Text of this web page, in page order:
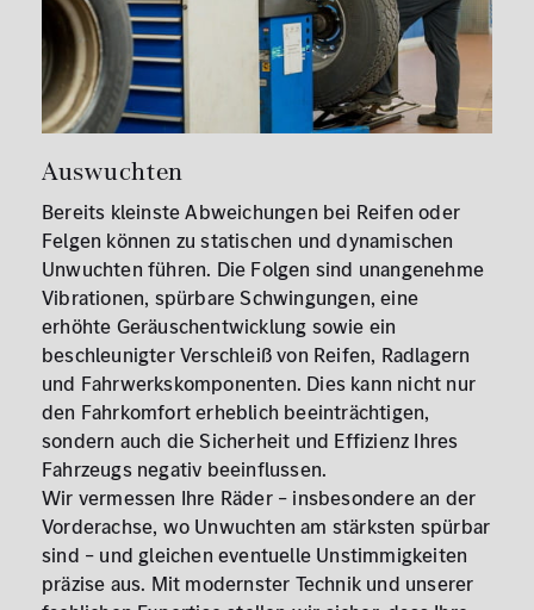
Auswuchten
Bereits kleinste Abweichungen bei Reifen oder
Felgen können zu statischen und dynamischen
Unwuchten führen. Die Folgen sind unangenehme
Vibrationen, spürbare Schwingungen, eine
erhöhte Geräuschentwicklung sowie ein
beschleunigter Verschleiß von Reifen, Radlagern
und Fahrwerkskomponenten. Dies kann nicht nur
den Fahrkomfort erheblich beeinträchtigen,
sondern auch die Sicherheit und Effizienz Ihres
Fahrzeugs negativ beeinflussen.
Wir vermessen Ihre Räder – insbesondere an der
Vorderachse, wo Unwuchten am stärksten spürbar
sind – und gleichen eventuelle Unstimmigkeiten
präzise aus. Mit modernster Technik und unserer